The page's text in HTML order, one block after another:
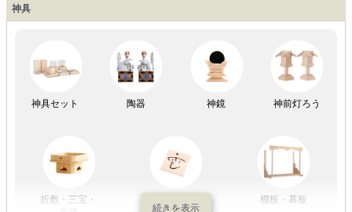
神具
神具セット 陶器 神鏡 神前灯ろう
折敷・三宝・
棚板・幕板